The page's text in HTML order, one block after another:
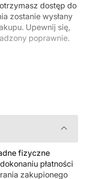
dostęp do
zostanie wysłany
Upewnij się,
poprawnie.
Zalecamy
z zamówieniem,
fizyczne
płatności
zakupionego